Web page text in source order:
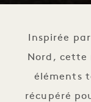
Inspirée
Nord,
éléments
récupéré